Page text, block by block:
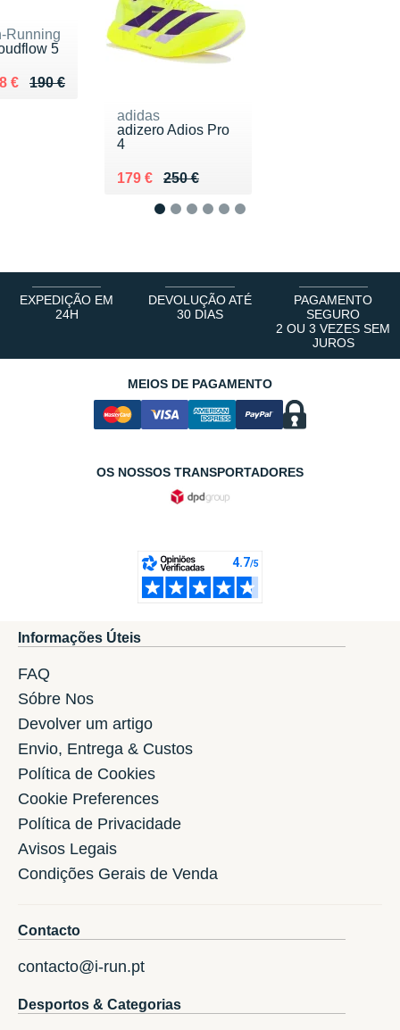
Running
5
190 €
lieu de 190 €
€ 128 €
adidas
adizero Adios Pro
4
250 €
Au lieu de 250 €
179 €
Vendu 179 €
EXPEDIÇÃO EM
24H
DEVOLUÇÃO ATÉ
30 DIAS
PAGAMENTO
SEGURO
2 OU 3 VEZES SEM
JUROS
MEIOS DE PAGAMENTO
OS NOSSOS TRANSPORTADORES
Informações Úteis
FAQ
Sóbre Nos
Devolver um artigo
Envio, Entrega & Custos
Política de Cookies
Cookie Preferences
Política de Privacidade
Avisos Legais
Condições Gerais de Venda
Contacto
contacto@i-run.pt
Desportos & Categorias